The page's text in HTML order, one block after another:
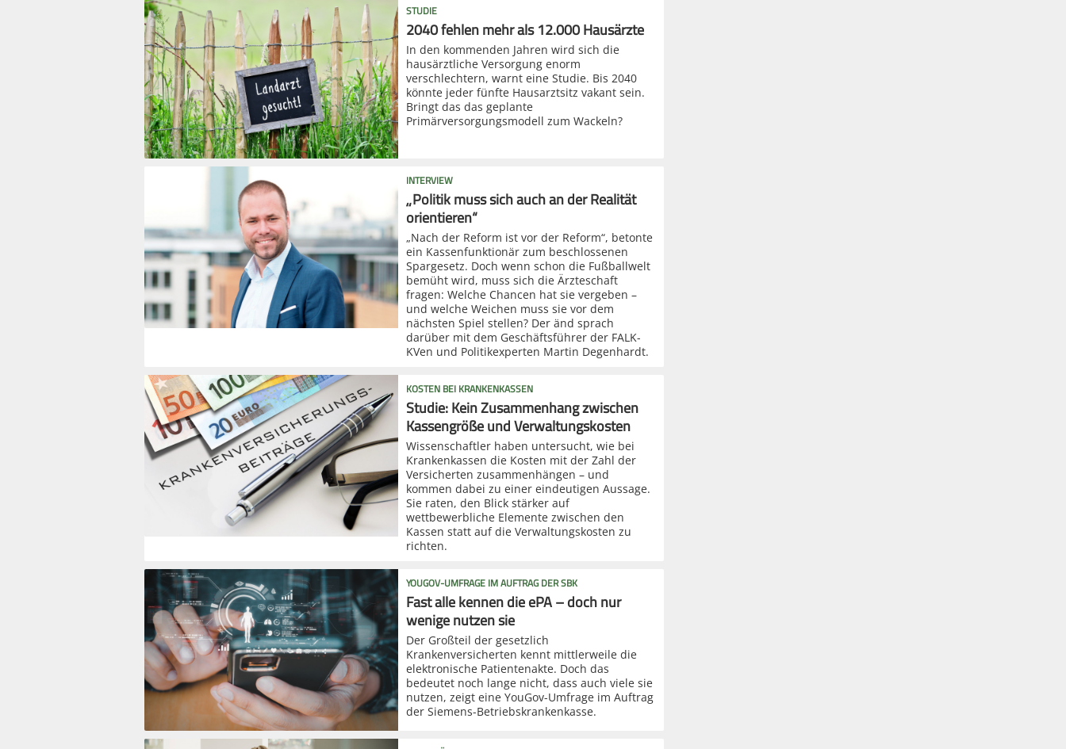
STUDIE
2040 fehlen mehr als 12.000 Hausärzte
In den kommenden Jahren wird sich die
hausärztliche Versorgung enorm
verschlechtern, warnt eine Studie. Bis 2040
könnte jeder fünfte Hausarztsitz vakant sein.
Bringt das das geplante
Primärversorgungsmodell zum Wackeln?
INTERVIEW
„Politik muss sich auch an der Realität
orientieren“
„Nach der Reform ist vor der Reform“, betonte
ein Kassenfunktionär zum beschlossenen
Spargesetz. Doch wenn schon die Fußballwelt
bemüht wird, muss sich die Ärzteschaft
fragen: Welche Chancen hat sie vergeben –
und welche Weichen muss sie vor dem
nächsten Spiel stellen? Der änd sprach
darüber mit dem Geschäftsführer der FALK-
KVen und Politikexperten Martin Degenhardt.
KOSTEN BEI KRANKENKASSEN
Studie: Kein Zusammenhang zwischen
Kassengröße und Verwaltungskosten
Wissenschaftler haben untersucht, wie bei
Krankenkassen die Kosten mit der Zahl der
Versicherten zusammenhängen – und
kommen dabei zu einer eindeutigen Aussage.
Sie raten, den Blick stärker auf
wettbewerbliche Elemente zwischen den
Kassen statt auf die Verwaltungskosten zu
richten.
YOUGOV-UMFRAGE IM AUFTRAG DER SBK
Fast alle kennen die ePA – doch nur
wenige nutzen sie
Der Großteil der gesetzlich
Krankenversicherten kennt mittlerweile die
elektronische Patientenakte. Doch das
bedeutet noch lange nicht, dass auch viele sie
nutzen, zeigt eine YouGov-Umfrage im Auftrag
der Siemens-Betriebskrankenkasse.